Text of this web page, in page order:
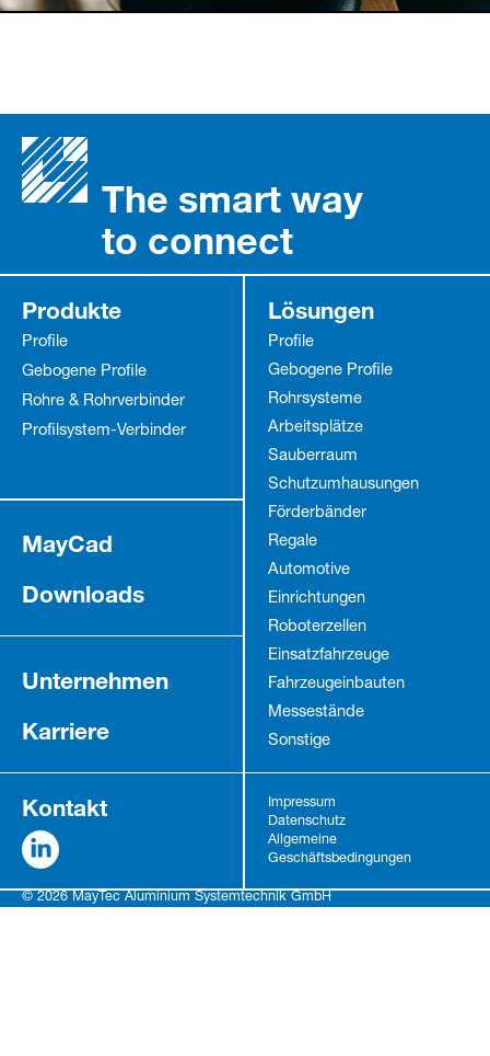
The smart way
to connect
Produkte
Profile
Gebogene Profile
Rohre & Rohrverbinder
Profilsystem-Verbinder
Lösungen
Profile
Gebogene Profile
Rohrsysteme
Arbeitsplätze
Sauberraum
Schutz­umhausungen
Förderbänder
Regale
Automotive
Einrichtungen
Roboterzellen
Einsatzfahrzeuge
Fahrzeug­einbauten
Messestände
Sonstige
MayCad
Downloads
Unternehmen
Karriere
Kontakt
Impressum
Datenschutz
Allgemeine
Geschäftsbedingungen
© 2026 MayTec Aluminium Systemtechnik GmbH